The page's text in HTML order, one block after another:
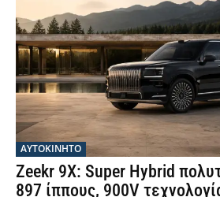
ΑΥΤΟΚΙΝΗΤΟ
Zeekr 9X: Super Hybrid
897 ίππους, 900V